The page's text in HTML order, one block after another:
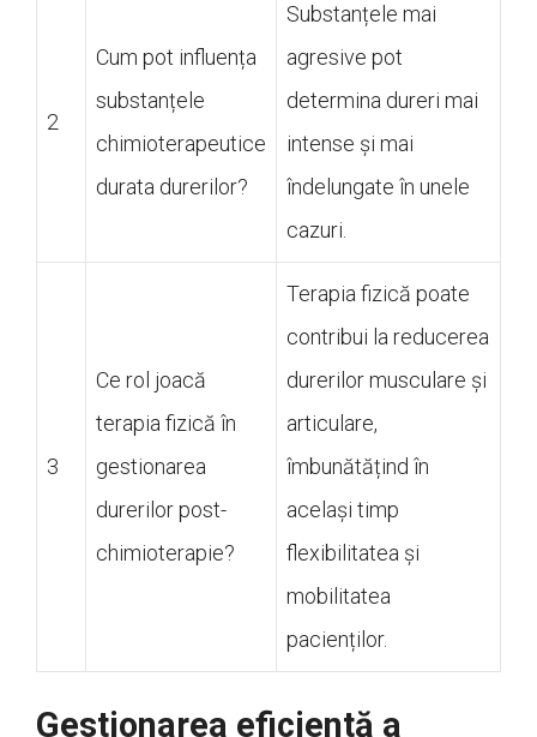
2
Cum pot influența
substanțele
chimioterapeutice
durata durerilor?
Substanțele mai
agresive pot
determina dureri mai
intense și mai
îndelungate în unele
cazuri.
3
Ce rol joacă
terapia fizică în
gestionarea
durerilor post-
chimioterapie?
Terapia fizică poate
contribui la reducerea
durerilor musculare și
articulare,
îmbunătățind în
același timp
flexibilitatea și
mobilitatea
pacienților.
Gestionarea eficientă a